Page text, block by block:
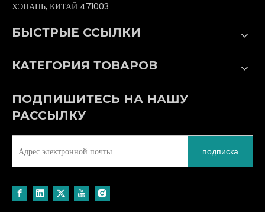
ХЭНАНЬ, КИТАЙ 471003
БЫСТРЫЕ ССЫЛКИ
КАТЕГОРИЯ ТОВАРОВ
ПОДПИШИТЕСЬ НА НАШУ
РАССЫЛКУ
подписка